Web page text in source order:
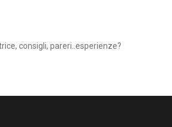
consigli, pareri..esperienze?